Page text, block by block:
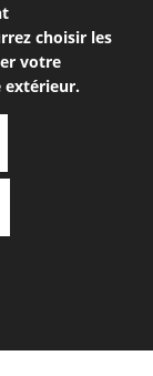
choisir les
votre
extérieur.